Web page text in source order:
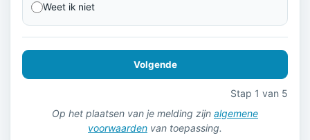
Weet ik niet
Volgende
Stap 1 van 5
Op het plaatsen van je melding zijn algemene
voorwaarden van toepassing.